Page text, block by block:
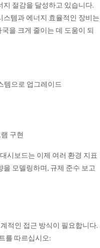
지 절감을 달성하고 있습니다.
스템과 에너지 효율적인 장비는
을 크게 줄이는 데 도움이 되
템으로 업그레이드
구현
시보드는 이제 여러 환경 지표
모델링하며, 규제 준수 보고
적인 접근 방식이 필요합니다.
를 따르십시오: